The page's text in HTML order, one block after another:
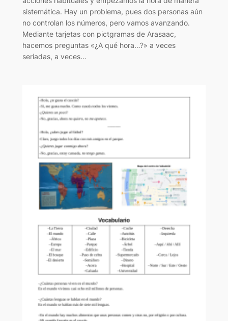
sistemática. Hay un problema, pues dos personas aún
no controlan los números, pero vamos avanzando.
Mediante tarjetas con pictgramas de Arasaac,
hacemos preguntas «¿A qué hora…?» a veces
seriadas, a veces…